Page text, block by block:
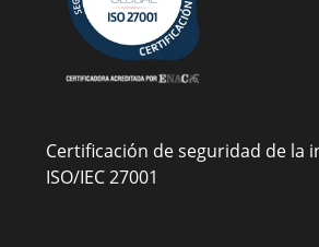
Certificación de seguridad de la
ISO/IEC 27001